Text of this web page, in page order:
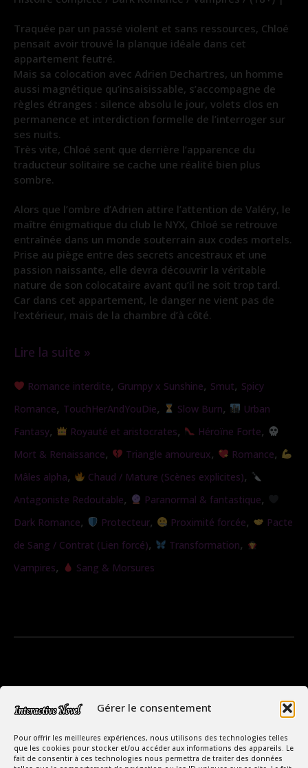
Gérer le consentement
Pour offrir les meilleures expériences, nous utilisons des technologies telles
que les cookies pour stocker et/ou accéder aux informations des appareils. Le
fait de consentir à ces technologies nous permettra de traiter des données
Traquée par un passé violent et sans ressources, Chloé
pensait avoir trouvé la planque idéale dans cet
appartement feutré.
Mais sa colocation avec Adrien Dechartres, un homme
aussi magnétique qu’insaisissable, s’accompagne de
règles étranges : silence absolu le jour, volets clos en
permanence et interdiction formelle de l’interroger sur
ses nuits.
Très vite, Chloé sent que derrière l’apparence du
traducteur solitaire se cache une réalité bien plus
sombre.
Alors que l’ombre d’Adrien attire l’attention de Valéry, le
maître énigmatique du club le NYX, Chloé se retrouve
entraînée dans un monde souterrain aux codes mortels.
Prise au piège entre des secrets ancestraux et une
passion naissante, elle devra découvrir la véritable
nature de son colocataire avant qu’il ne soit trop tard.
Car dans cet appartement, le danger ne vient pas de
l’extérieur, mais de la chambre d’à côté.
Lire la suite »
Romance interdite, Grumpy x Sunshine, Smut, Spicy
Romance, TouchHerAndYouDie, Slow Burn,
Urban
Fantasy, Royauté et aristocrates, Héroïne Forte,
Mort & Renaissance, Triangle amoureux, Romance,
Mâles alpha, Chaud / Mature (Scènes explicites),
Antagoniste Redoutable, Paranormal & fantastique,
Dark Romance, Protecteur, Proximité forcée,
Pacte
de Sang / Contrat (Lien forcé), Transformation,
Vampires, Sang & Morsures